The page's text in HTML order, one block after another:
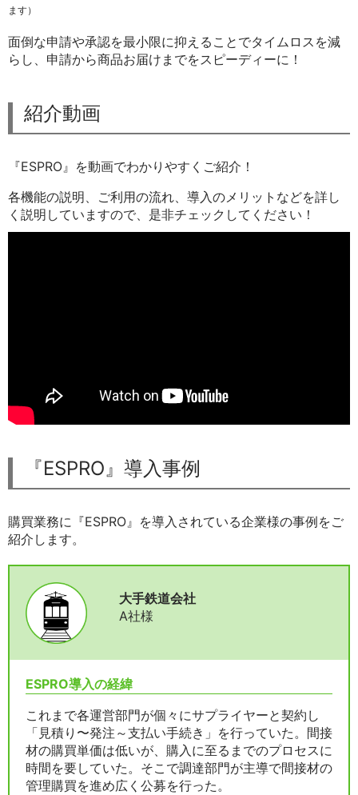
ます）
面倒な申請や承認を最小限に抑えることでタイムロスを減
らし、申請から商品お届けまでをスピーディーに！
紹介動画
『ESPRO』を動画でわかりやすくご紹介！
各機能の説明、ご利用の流れ、導入のメリットなどを詳し
く説明していますので、是非チェックしてください！
『ESPRO』導入事例
購買業務に『ESPRO』を導入されている企業様の事例をご
紹介します。
大手鉄道会社
A社様
ESPRO導入の経緯
これまで各運営部門が個々にサプライヤーと契約し
「見積り〜発注～支払い手続き」を行っていた。間接
材の購買単価は低いが、購入に至るまでのプロセスに
時間を要していた。そこで調達部門が主導で間接材の
管理購買を進め広く公募を行った。